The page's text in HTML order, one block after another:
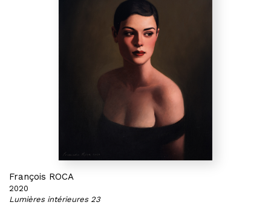
François ROCA
2020
Lumières intérieures 23